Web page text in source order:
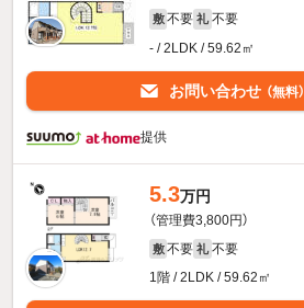
敷 不要 礼 不要
- / 2LDK / 59.62㎡
お問い合わせ （無料）
提供
5.3万円
（管理費3,800円）
敷 不要 礼 不要
1階 / 2LDK / 59.62㎡